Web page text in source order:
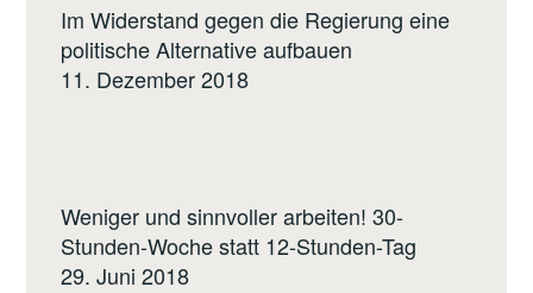
Im Widerstand gegen die Regierung eine
politische Alternative aufbauen
11. Dezember 2018
Weniger und sinnvoller arbeiten! 30-
Stunden-Woche statt 12-Stunden-Tag
29. Juni 2018